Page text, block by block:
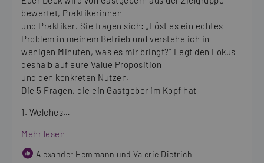
bewertet, Praktikerinnen
und Praktiker. Sie fragen sich: „Löst es ein echtes
Problem in meinem Betrieb und verstehe ich in
wenigen Minuten, was es mir bringt?“ Legt den Fokus
deshalb auf eure Value Proposition
und den konkreten Nutzen.
Die 5 Fragen, die ein Gastgeber im Kopf hat
1. Welches…
Mehr lesen
Alexander Hemmann und Valerie Dietrich